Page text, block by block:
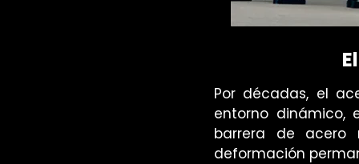
Por décadas, el
entorno dinámico,
barrera de acero
deformación